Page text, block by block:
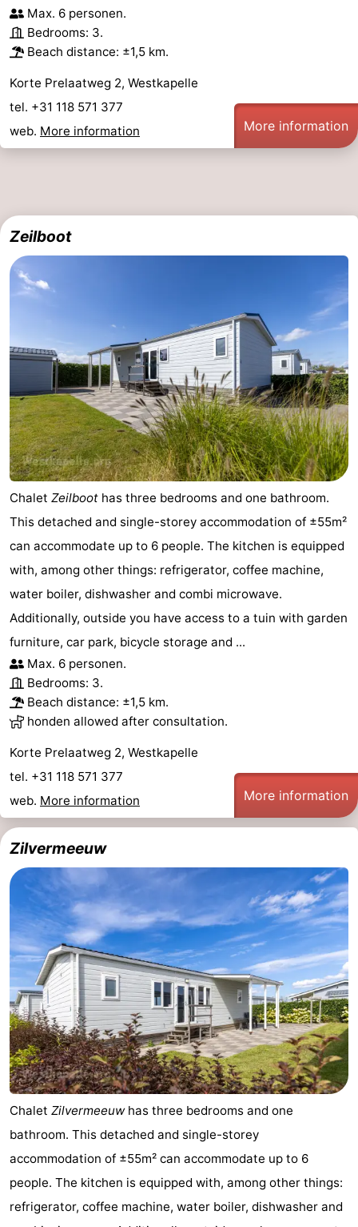
Max. 6 personen.
Bedrooms: 3.
Beach distance: ±1,5 km.
Korte Prelaatweg 2, Westkapelle
tel. +31 118 571 377
web. More information More information
Zeilboot
Chalet Zeilboot has three bedrooms and one bathroom.
This detached and single-storey accommodation of ±55m²
can accommodate up to 6 people. The kitchen is equipped
with, among other things: refrigerator, coffee machine,
water boiler, dishwasher and combi microwave.
Additionally, outside you have access to a tuin with garden
furniture, car park, bicycle storage and ...
Max. 6 personen.
Bedrooms: 3.
Beach distance: ±1,5 km.
honden allowed after consultation.
Korte Prelaatweg 2, Westkapelle
tel. +31 118 571 377
web. More information More information
Zilvermeeuw
Chalet Zilvermeeuwhas three bedrooms and one
bathroom. This detached and single-storey
accommodation of ±55m² can accommodate up to 6
people. The kitchen is equipped with, among other things:
refrigerator, coffee machine, water boiler, dishwasher and